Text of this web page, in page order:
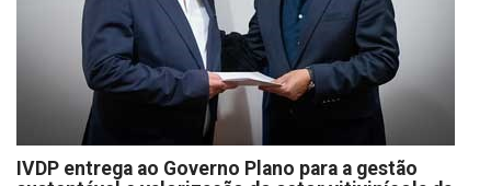
IVDP entrega ao Governo Plano para a gestão